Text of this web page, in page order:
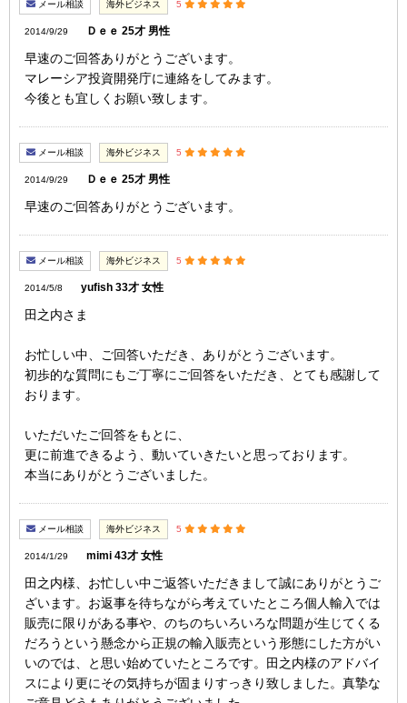
メール相談 海外ビジネス 5
2014/9/29 Ｄｅｅ 25才 男性
早速のご回答ありがとうございます。
マレーシア投資開発庁に連絡をしてみます。
今後とも宜しくお願い致します。
メール相談 海外ビジネス 5
2014/9/29 Ｄｅｅ 25才 男性
早速のご回答ありがとうございます。
メール相談 海外ビジネス 5
2014/5/8 yufish 33才 女性
田之内さま
お忙しい中、ご回答いただき、ありがとうございます。
初歩的な質問にもご丁寧にご回答をいただき、とても感謝して
おります。
いただいたご回答をもとに、
更に前進できるよう、動いていきたいと思っております。
本当にありがとうございました。
メール相談 海外ビジネス 5
2014/1/29 mimi 43才 女性
田之内様、お忙しい中ご返答いただきまして誠にありがとうご
ざいます。お返事を待ちながら考えていたところ個人輸入では
販売に限りがある事や、のちのちいろいろな問題が生じてくる
だろうという懸念から正規の輸入販売という形態にした方がい
いのでは、と思い始めていたところです。田之内様のアドバイ
スにより更にその気持ちが固まりすっきり致しました。真摯な